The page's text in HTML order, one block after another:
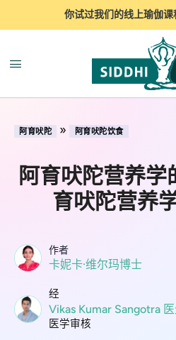
你试过我们的线上瑜伽课
阿育吠陀 » 阿育吠陀饮食
阿育吠陀营养
育吠陀营养
作者
卡妮卡·维尔玛博士
经
Vikas Kumar Sangotra
医学审核